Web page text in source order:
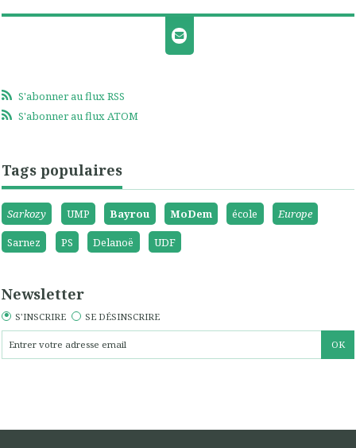
S'abonner au flux RSS
S'abonner au flux ATOM
Tags populaires
Sarkozy UMP Bayrou MoDem école
Europe
Sarnez
PS Delanoë UDF
Newsletter
S'INSCRIRE SE DÉSINSCRIRE